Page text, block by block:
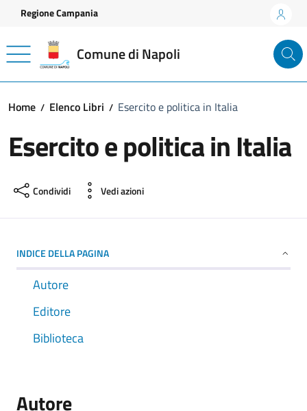
Vai ai contenuti
Vai al footer
Regione Campania
Comune di Napoli
Home Elenco Libri Esercito e politica in Italia
Esercito e politica in Italia
Condividi Vedi azioni
INDICE DELLA PAGINA
Autore
Editore
Biblioteca
Autore